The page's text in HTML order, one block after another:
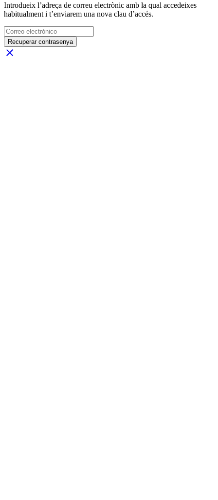
Introdueix l’adreça de correu electrònic amb la qual accedeixes
habitualment i t’enviarem una nova clau d’accés.
Recuperar contrasenya
close